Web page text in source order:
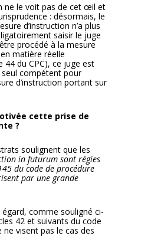
ne le voit pas de cet œil et
: désormais, le
d’instruction n’a plus
saisir le juge
procédé à la mesure
matière réelle
44 du CPC), ce juge est
compétent pour
d’instruction portant sur
cette prise de
?
soulignent que les
in futurum sont régies
du code de procédure
par une grande
comme souligné ci-
42 et suivants du code
ne visent pas le cas des